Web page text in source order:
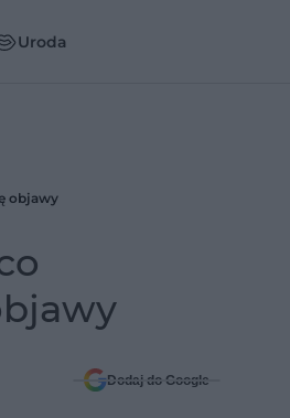
Uroda
objawy
Dodaj do Google